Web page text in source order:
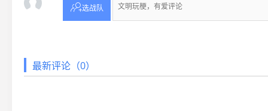
选战队
最新评论（0）